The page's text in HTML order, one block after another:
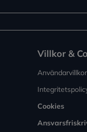
Villkor &
Användarvillkor
Cookies